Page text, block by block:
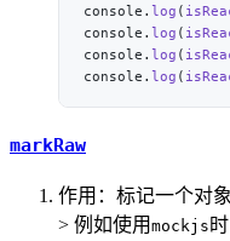
console. log (
console. log (
console. log (
console. log (
markRaw
作用：标记一个对
> 例如使用 mockjs